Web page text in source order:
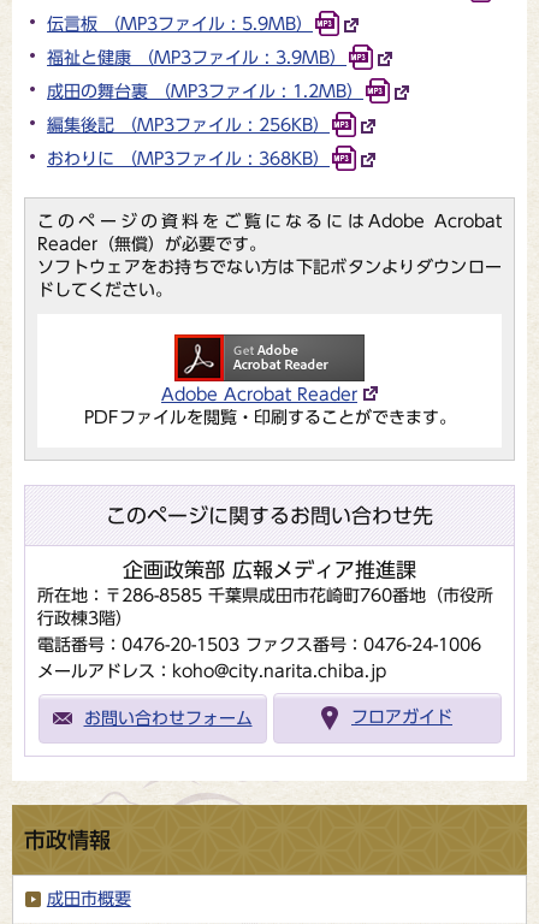
伝言板 （MP3ファイル : 5.9MB）
福祉と健康 （MP3ファイル : 3.9MB）
成田の舞台裏 （MP3ファイル : 1.2MB）
編集後記 （MP3ファイル : 256KB）
おわりに （MP3ファイル : 368KB）
このページの資料をご覧になるにはAdobe Acrobat
Reader（無償）が必要です。
ソフトウェアをお持ちでない方は下記ボタンよりダウンロー
ドしてください。
Adobe Acrobat Reader
PDFファイルを閲覧・印刷することができます。
このページに関するお問い合わせ先
企画政策部 広報メディア推進課
所在地：〒286-8585 千葉県成田市花崎町760番地（市役所
行政棟3階）
電話番号：0476-20-1503 ファクス番号：0476-24-1006
メールアドレス：koho@city.narita.chiba.jp
お問い合わせフォーム フロアガイド
市政情報
成田市概要